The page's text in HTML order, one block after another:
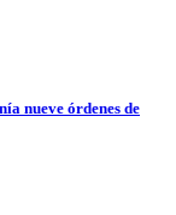
nueve órdenes de